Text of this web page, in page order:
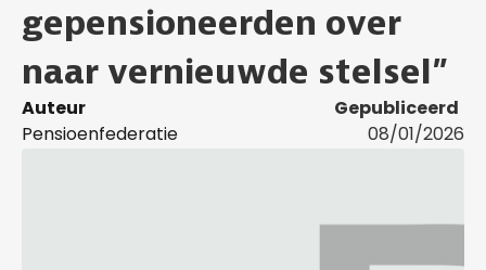
gepensioneerden over
naar vernieuwde stelsel”
Auteur
Pensioenfederatie
Gepubliceerd
08/01/2026